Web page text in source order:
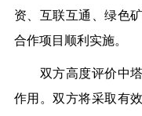
资、互联互通、绿色
合作项目顺利实施。
双方高度评价中塔
作用。双方将采取有